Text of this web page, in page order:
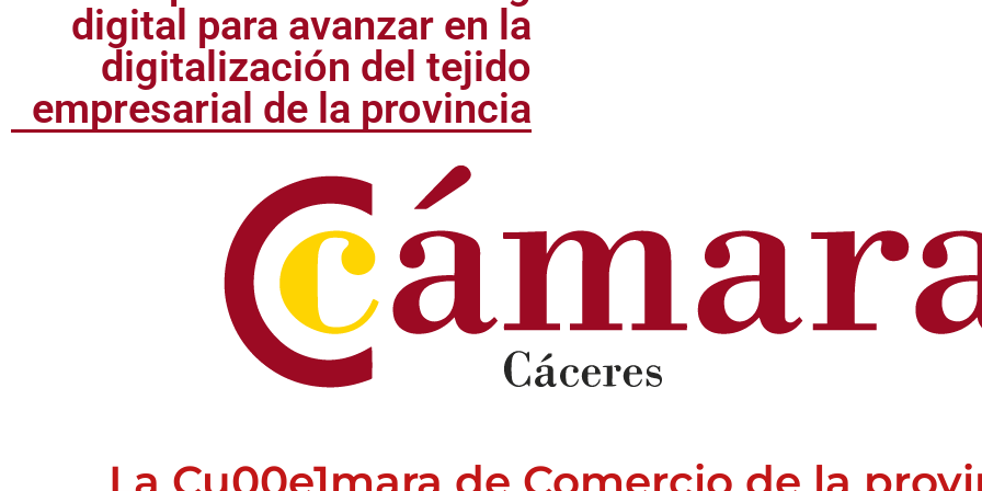
digital para avanzar en la
digitalización del tejido
empresarial de la provincia